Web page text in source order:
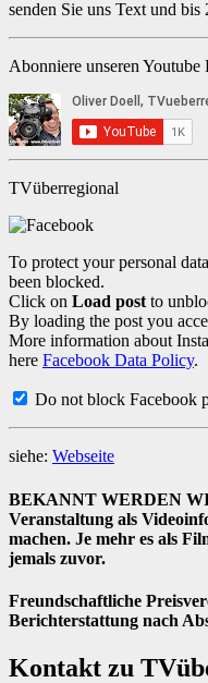
senden Sie uns Text und
Abonniere unseren Youtube
TVüberregional
To protect your personal
been blocked.
Click on Load post to
By loading the post you
More information about
here Facebook Data Policy.
Do not block Facebook
siehe: Webseite
BEKANNT WERDEN
Veranstaltung als
machen. Je mehr es als
jemals zuvor.
Freundschaftliche
Berichterstattung nach
Kontakt zu